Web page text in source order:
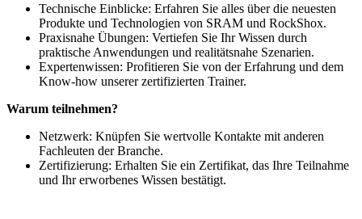
Technische Einblicke: Erfahren Sie alles über die neuesten
Produkte und Technologien von SRAM und RockShox.
Praxisnahe Übungen: Vertiefen Sie Ihr Wissen durch
praktische Anwendungen und realitätsnahe Szenarien.
Expertenwissen: Profitieren Sie von der Erfahrung und dem
Know-how unserer zertifizierten Trainer.
Warum teilnehmen?
Netzwerk: Knüpfen Sie wertvolle Kontakte mit anderen
Fachleuten der Branche.
Zertifizierung: Erhalten Sie ein Zertifikat, das Ihre Teilnahme
und Ihr erworbenes Wissen bestätigt.